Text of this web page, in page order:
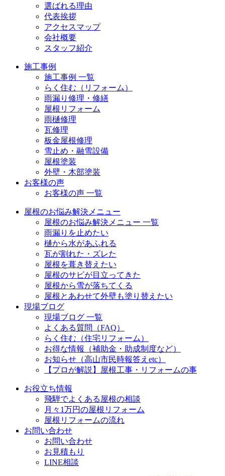
選ばれる理由
代表挨拶
アクセスマップ
会社概要
スタッフ紹介
施工事例
施工事例 一覧
らく住む（リフォーム）
雨漏り修理・修繕
屋根リフォーム
雨樋修理
瓦修理
板金屋根修理
雪止め・融雪設備
屋根塗装
外壁・木部塗装
お客様の声
お客様の声 一覧
屋根のお悩み解決メニュー
屋根のお悩み解決メニュー 一覧
雨漏りを止めたい
樋から水があふれる
瓦が割れた・ズレた
屋根を葺き替えたい
屋根のサビが目立ってきた
屋根から雪が落ちてくる
屋根とあわせて外壁も塗り替えたい
現場ブログ
現場ブログ 一覧
よくある質問（FAQ）
らく住む（住宅リフォーム）
お得な情報（補助金・助成制度など）
お知らせ（高山市民時報答えetc）
【プロが解説】屋根工事・リフォームの事
お役立ち情報
飛騨でよくある屋根の相談
月々1万円の屋根リフォーム
屋根リフォームの流れ
お問い合わせ
お問い合わせ
お見積もり
LINE相談